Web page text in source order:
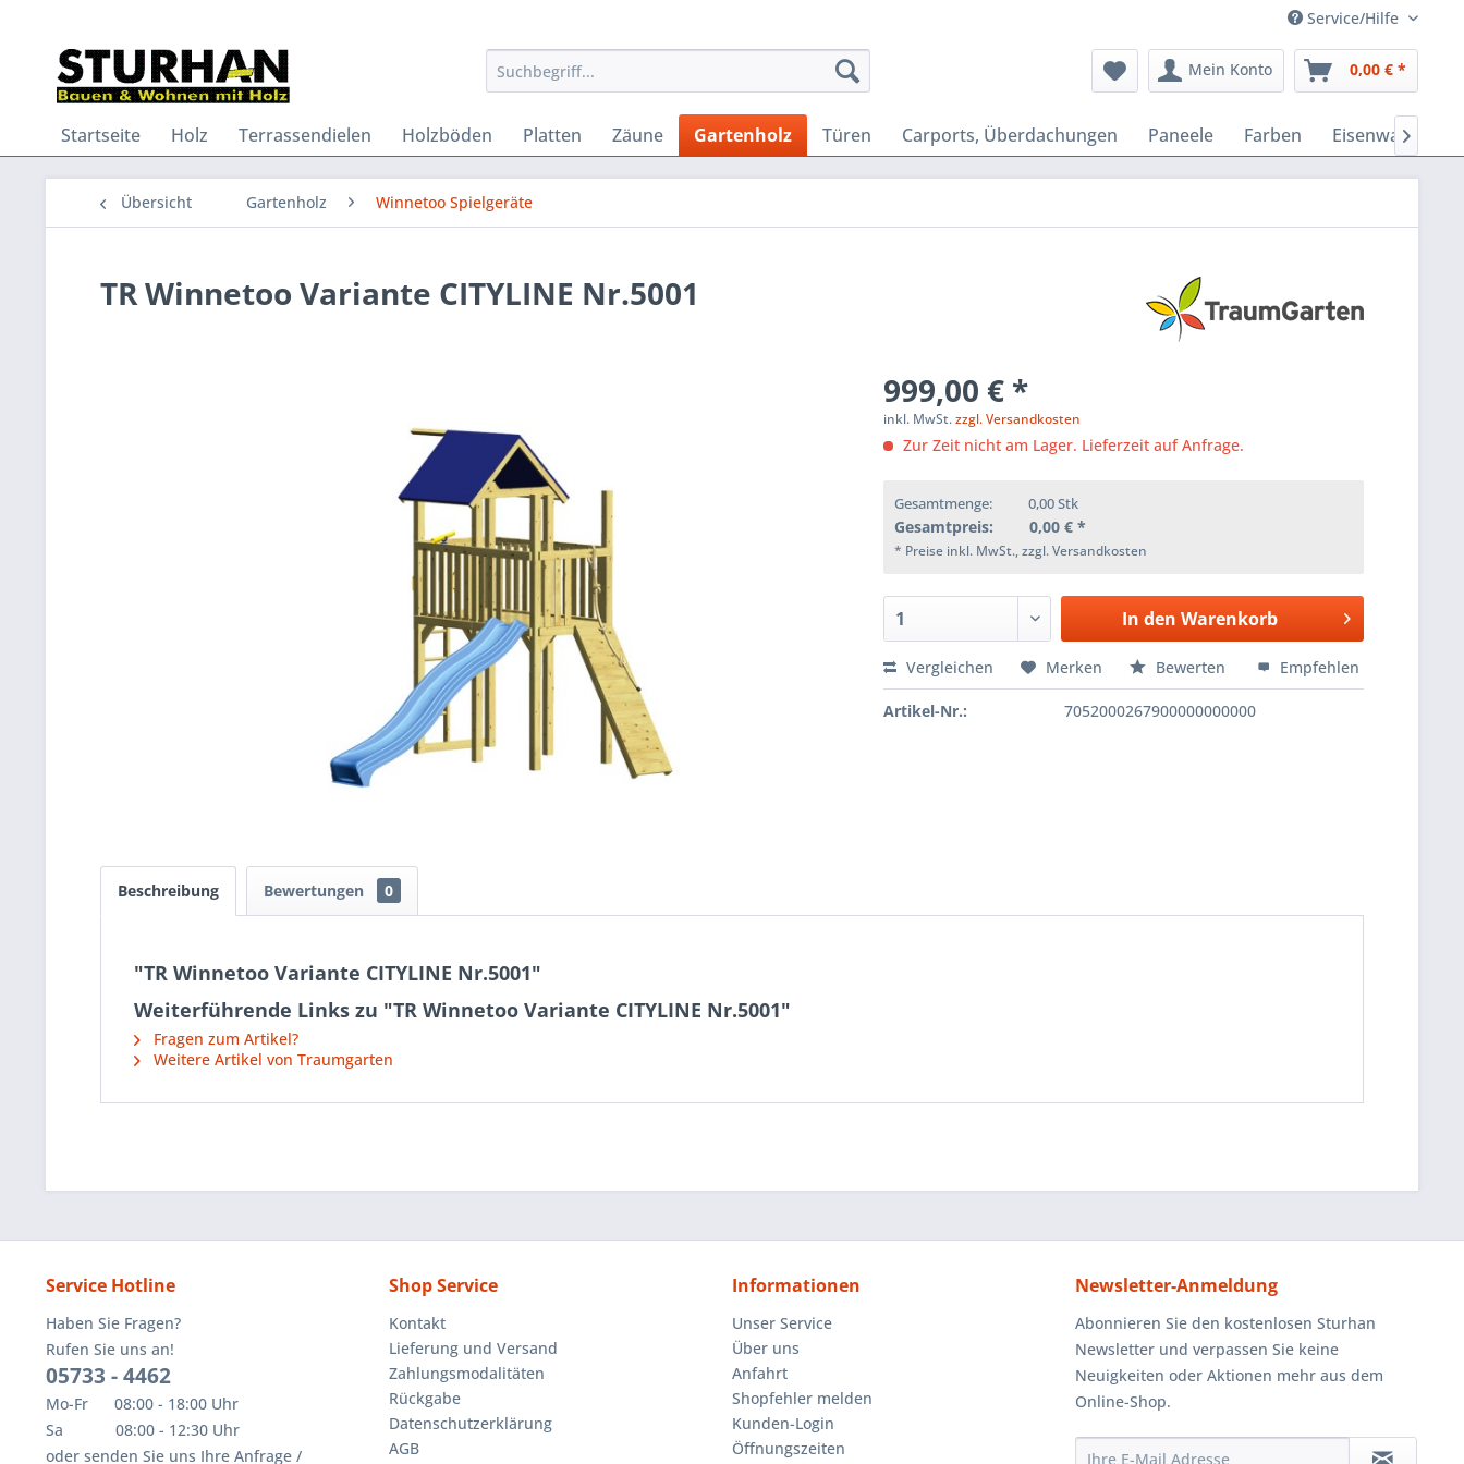
Service/Hilfe
Mein Konto 0,00 € *
Startseite Holz Terrassendielen Holzböden Platten Zäune Gartenholz Türen Carports, Überdachungen Paneele Farben Eisenwaren

Übersicht Gartenholz Winnetoo Spielgeräte
TR Winnetoo Variante CITYLINE Nr.5001
999,00 € *
inkl. MwSt.zzgl. Versandkosten
Zur Zeit nicht am Lager. Lieferzeit auf Anfrage.
Gesamtmenge: 0,00Stk
Gesamtpreis: 0,00 € *
* Preise inkl. MwSt., zzgl. Versandkosten
In den Warenkorb
Vergleichen Merken Bewerten Empfehlen
Artikel-Nr.: 7052000267900000000000
Beschreibung Bewertungen 0
"TR Winnetoo Variante CITYLINE Nr.5001"
Weiterführende Links zu "TR Winnetoo Variante CITYLINE Nr.5001"
Fragen zum Artikel?
Weitere Artikel von Traumgarten
Service Hotline
Haben Sie Fragen?
Rufen Sie uns an!
05733 - 4462
Mo-Fr 08:00 - 18:00 Uhr
Sa 08:00 - 12:30 Uhr
oder senden Sie uns Ihre Anfrage /
Shop Service
Kontakt
Lieferung und Versand
Zahlungsmodalitäten
Rückgabe
Datenschutzerklärung
AGB
Informationen
Unser Service
Über uns
Anfahrt
Shopfehler melden
Kunden-Login
Öffnungszeiten
Newsletter-Anmeldung
Abonnieren Sie den kostenlosen Sturhan
Newsletter und verpassen Sie keine
Neuigkeiten oder Aktionen mehr aus dem
Online-Shop.